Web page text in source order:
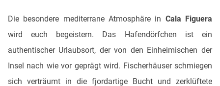
Die besondere mediterrane Atmosphäre in Cala Figuera
wird euch begeistern. Das Hafendörfchen ist ein
authentischer Urlaubsort, der von den Einheimischen der
Insel nach wie vor geprägt wird. Fischerhäuser schmiegen
sich verträumt in die fjordartige Bucht und zerklüftete